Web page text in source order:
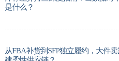
是什么？
从FBA补货到SFP独立履约，大件